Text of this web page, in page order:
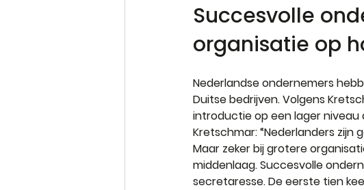
Succesvolle
organisatie op
Nederlandse ondernemers
Duitse bedrijven. Volgens
introductie op een lager
Kretschmar: “Nederlanders
Maar zeker bij grotere
middenlaag. Succesvolle
secretaresse. De eerste tien